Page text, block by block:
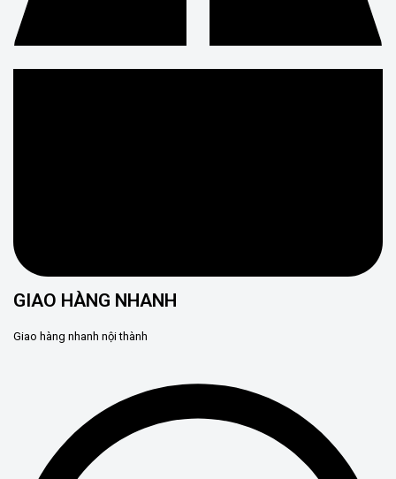
GIAO HÀNG NHANH
Giao hàng nhanh nội thành